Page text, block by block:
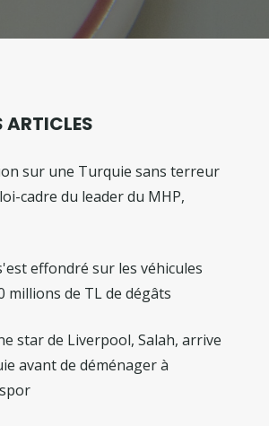
ARTICLES
sur une Turquie sans terreur
cadre du leader du MHP,
effondré sur les véhicules
millions de TL de dégâts
star de Liverpool, Salah, arrive
avant de déménager à